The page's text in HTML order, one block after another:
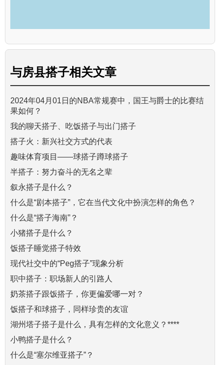
与房县搭子相关文章
2024年04月01日的NBA常规赛中，国王与爵士的比赛结
果如何？
我的聊天搭子、吃饭搭子与出门搭子
搭子火：新兴社交方式的代表
趣味体育项目——球搭子蹲球搭子
半搭子：努力奋斗的无名之辈
叙永搭子是什么？
什么是“剧本搭子”，它在当代文化中扮演怎样的角色？
什么是“搭子海南”？
小猪搭子是什么？
饭搭子睡觉搭子特效
现代社交中的“Peg搭子”现象分析
职中搭子：职场新人的引路人
奶茶搭子跟饭搭子，你更偏爱哪一对？
饭搭子和球搭子，同样珍贵的友谊
湖州塔子搭子是什么，具有怎样的文化意义？****
小鸭搭子是什么？
什么是“塞尔维亚搭子”？